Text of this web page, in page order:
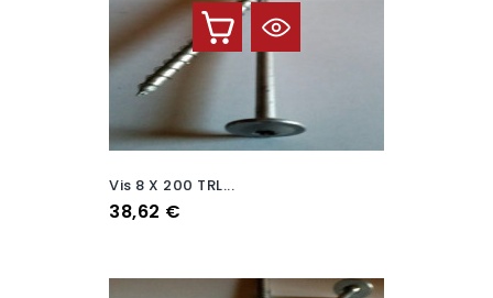
Vis 8 X 200 TRL...
Prix
38,62 €